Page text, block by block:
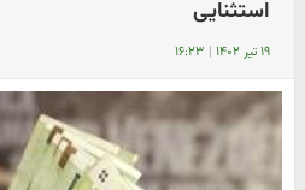
استثنایی
۱۹ تیر ۱۴۰۲ | ۱۶:۲۳